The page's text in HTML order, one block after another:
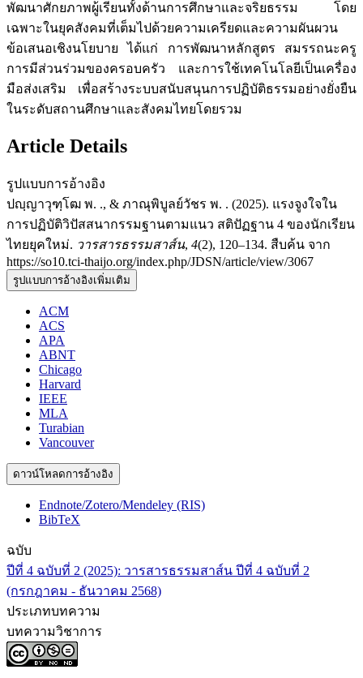
พัฒนาศักยภาพผู้เรียนทั้งด้านการศึกษาและจริยธรรม โดย
เฉพาะในยุคสังคมที่เต็มไปด้วยความเครียดและความผันผวน
ข้อเสนอเชิงนโยบาย ได้แก่ การพัฒนาหลักสูตร สมรรถนะครู
การมีส่วนร่วมของครอบครัว และการใช้เทคโนโลยีเป็นเครื่อง
มือส่งเสริม เพื่อสร้างระบบสนับสนุนการปฏิบัติธรรมอย่างยั่งยืน
ในระดับสถานศึกษาและสังคมไทยโดยรวม
Article Details
รูปแบบการอ้างอิง
ปญฺญาวุฑฺโฒ พ. ., & ภาณุพิบูลย์วัชร พ. . (2025). แรงจูงใจใน
การปฏิบัติวิปัสสนากรรมฐานตามแนว สติปัฏฐาน 4 ของนักเรียน
ไทยยุคใหม่. วารสารธรรมสาส์น, 4(2), 120–134. สืบค้น จาก
https://so10.tci-thaijo.org/index.php/JDSN/article/view/3067
รูปแบบการอ้างอิงเพิ่มเติม
ACM
ACS
APA
ABNT
Chicago
Harvard
IEEE
MLA
Turabian
Vancouver
ดาวน์โหลดการอ้างอิง
Endnote/Zotero/Mendeley (RIS)
BibTeX
ฉบับ
ปีที่ 4 ฉบับที่ 2 (2025): วารสารธรรมสาส์น ปีที่ 4 ฉบับที่ 2
(กรกฎาคม - ธันวาคม 2568)
ประเภทบทความ
บทความวิชาการ